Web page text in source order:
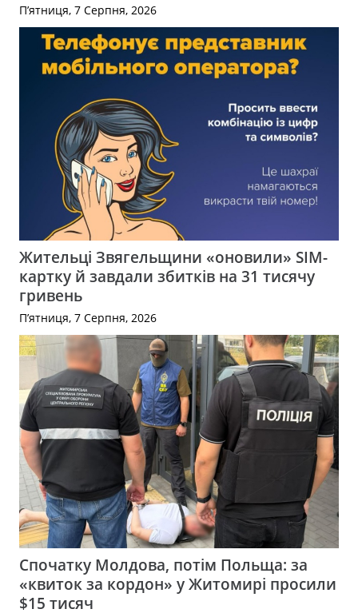
П’ятниця, 7 Серпня, 2026
Жительці Звягельщини «оновили» SIM-
картку й завдали збитків на 31 тисячу
гривень
П’ятниця, 7 Серпня, 2026
Спочатку Молдова, потім Польща: за
«квиток за кордон» у Житомирі просили
$15 тисяч